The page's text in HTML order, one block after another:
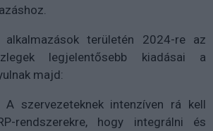
területén 2024-re az
legjelentősebb kiadásai a
majd:
A szervezeteknek intenzíven rá kell
rendszerekre, hogy integrálni és